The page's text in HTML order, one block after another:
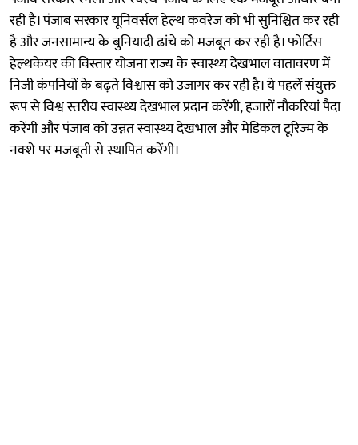
रही है। पंजाब सरकार यूनिवर्सल हेल्थ कवरेज को भी सुनिश्चित कर रही
है और जनसामान्य के बुनियादी ढांचे को मजबूत कर रही है। फोर्टिस
हेल्थकेयर की विस्तार योजना राज्य के स्वास्थ्य देखभाल वातावरण में
निजी कंपनियों के बढ़ते विश्वास को उजागर कर रही है। ये पहलें संयुक्त
रूप से विश्व स्तरीय स्वास्थ्य देखभाल प्रदान करेंगी, हजारों नौकरियां पैदा
करेंगी और पंजाब को उन्नत स्वास्थ्य देखभाल और मेडिकल टूरिज्म के
नक्शे पर मजबूती से स्थापित करेंगी।